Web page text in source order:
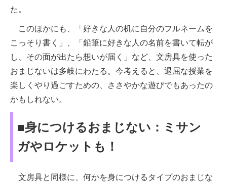
た。
このほかにも、「好きな人の机に自分のフルネームを
こっそり書く」、「鉛筆に好きな人の名前を書いて転が
し、その面が出たら想いが届く」など、文房具を使った
おまじないは多岐にわたる。今考えると、退屈な授業を
楽しくやり過ごすための、ささやかな遊びでもあったの
かもしれない。
■身につけるおまじない：ミサン
ガやロケットも！
文房具と同様に、何かを身につけるタイプのおまじな